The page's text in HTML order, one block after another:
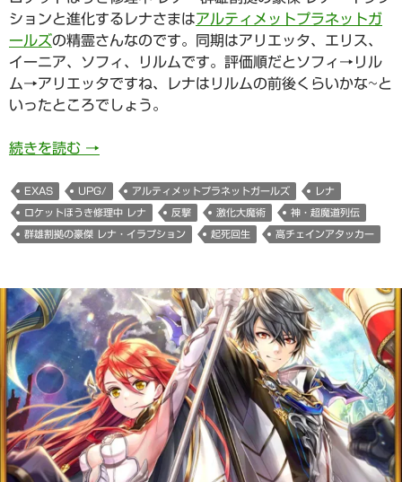
ションと進化するレナさまはアルティメットプラネットガ
ールズの精霊さんなのです。同期はアリエッタ、エリス、
イーニア、ソフィ、リルムです。評価順だとソフィ→リル
ム→アリエッタですね、レナはリルムの前後くらいかな~と
いったところでしょう。
続きを読む ロケットほうき修理中 レナ (アルティメットプ
→
EXAS UPG/ アルティメットプラネットガールズ レナ
ロケットほうき修理中 レナ 反撃 激化大魔術 神・超魔道列伝
群雄割拠の豪傑 レナ・イラプション 起死回生 高チェインアタッカー